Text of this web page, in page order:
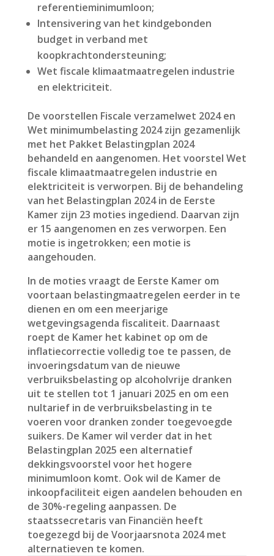
referentieminimumloon;
Intensivering van het kindgebonden
budget in verband met
koopkrachtondersteuning;
Wet fiscale klimaatmaatregelen industrie
en elektriciteit.
De voorstellen Fiscale verzamelwet 2024 en
Wet minimumbelasting 2024 zijn gezamenlijk
met het Pakket Belastingplan 2024
behandeld en aangenomen. Het voorstel Wet
fiscale klimaatmaatregelen industrie en
elektriciteit is verworpen. Bij de behandeling
van het Belastingplan 2024 in de Eerste
Kamer zijn 23 moties ingediend. Daarvan zijn
er 15 aangenomen en zes verworpen. Een
motie is ingetrokken; een motie is
aangehouden.
In de moties vraagt de Eerste Kamer om
voortaan belastingmaatregelen eerder in te
dienen en om een meerjarige
wetgevingsagenda fiscaliteit. Daarnaast
roept de Kamer het kabinet op om de
inflatiecorrectie volledig toe te passen, de
invoeringsdatum van de nieuwe
verbruiksbelasting op alcoholvrije dranken
uit te stellen tot 1 januari 2025 en om een
nultarief in de verbruiksbelasting in te
voeren voor dranken zonder toegevoegde
suikers. De Kamer wil verder dat in het
Belastingplan 2025 een alternatief
dekkingsvoorstel voor het hogere
minimumloon komt. Ook wil de Kamer de
inkoopfaciliteit eigen aandelen behouden en
de 30%-regeling aanpassen. De
staatssecretaris van Financiën heeft
toegezegd bij de Voorjaarsnota 2024 met
alternatieven te komen.